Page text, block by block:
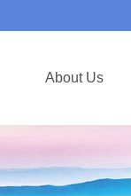
About Us